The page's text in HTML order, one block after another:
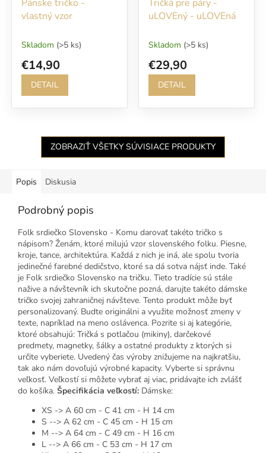
Pánske tričko -
vlastný vzor
Skladom (>5 ks)
€14,90
DETAIL
Tričká pre páry -
uLOVEný - uLOVEná
Skladom (>5 ks)
€29,90
DETAIL
ZOBRAZIŤ VŠETKY SÚVISIACE PRODUKTY
Popis Diskusia
Podrobný popis
Folk srdiečko Slovensko - Komu darovať takéto tričko s
nápisom? Ženám, ktoré milujú vzor slovenského folku. Piesne,
kroje, tance, architektúra. Každá z nich je iná, ale spolu tvoria
jedinečné farebné dedičstvo, ktoré sa dá sotva nájsť inde. Také
je Folk srdiečko Slovensko na tričku. Tieto tradície sú stále
nažive a návštevník ich skutočne pozná, darujte takéto dámske
tričko svojej zahraničnej návšteve. Tento produkt môže byť
personalizovaný. Budte originálni a využite možnosť zmeny v
texte, napríklad na meno oslávenca. Pozrite si aj kategórie,
ktoré obsahujú: Tričká s potlačou (mikiny), darčekové
predmety, magnetky, šálky a ostatné produkty z ktorých si
určite vyberiete. Uvedený čas výroby znižujeme na najkratšiu,
tak ako nám dovoľujú výrobné kapacity. Vyberte si správnu
veľkosť. Veľkostí si môžete vybrať aj viac, pridávajte ich zvlášť
do košíka. Špecifikácia veľkostí: Dámske:
XS -> A 60 cm - C 41 cm - H 14 cm
S --> A 62 cm - C 45 cm - H 15 cm
M --> A 64 cm - C 49 cm - H 16 cm
L --> A 66 cm - C 53 cm - H 17 cm